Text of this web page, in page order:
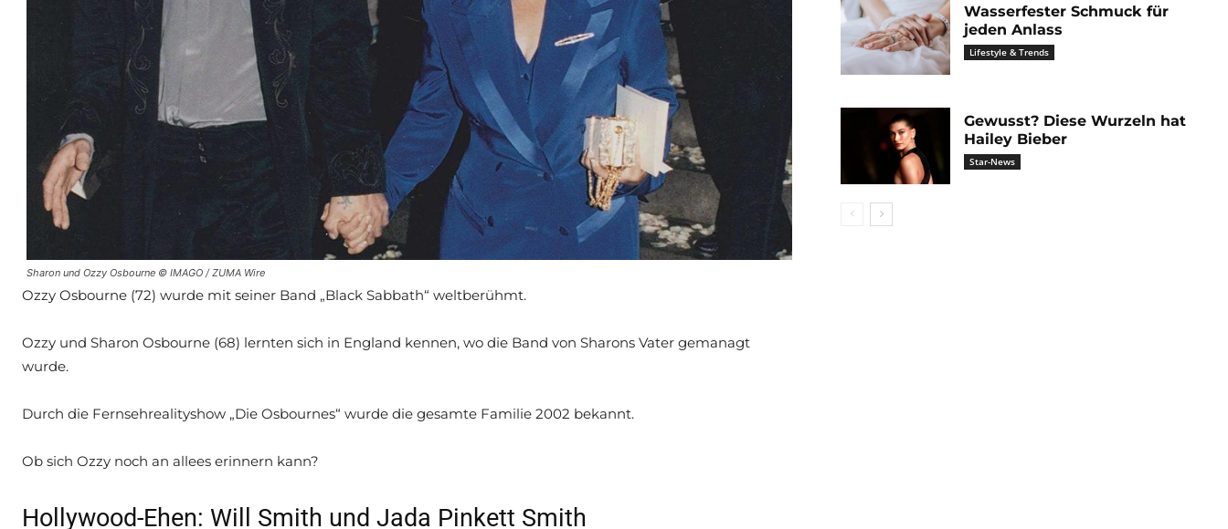
Sharon und Ozzy Osbourne © IMAGO / ZUMA Wire
Ozzy Osbourne (72) wurde mit seiner Band „Black Sabbath“ weltberühmt.
Ozzy und Sharon Osbourne (68) lernten sich in England kennen, wo die Band von Sharons Vater gemanagt
wurde.
Durch die Fernsehrealityshow „Die Osbournes“ wurde die gesamte Familie 2002 bekannt.
Ob sich Ozzy noch an allees erinnern kann?
Hollywood-Ehen: Will Smith und Jada Pinkett Smith
Wasserfester Schmuck für
jeden Anlass
Lifestyle & Trends
Gewusst? Diese Wurzeln hat
Hailey Bieber
Star-News